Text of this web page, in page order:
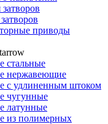
приводы
стальные
нержавеющие
с удлиненным штоком
чугунные
латунные
из полимерных